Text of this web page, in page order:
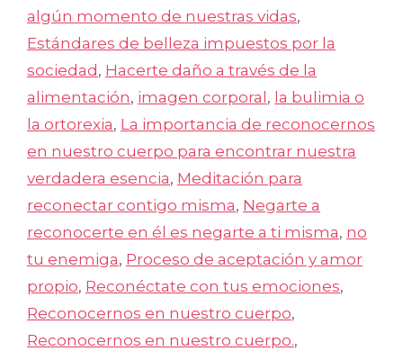
algún momento de nuestras vidas,
Estándares de belleza impuestos por la
sociedad , Hacerte daño a través de la
alimentación, imagen corporal , la bulimia o
la ortorexia, La importancia de reconocernos
en nuestro cuerpo para encontrar nuestra
verdadera esencia, Meditación para
reconectar contigo misma, Negarte a
reconocerte en él es negarte a ti misma, no
tu enemiga, Proceso de aceptación y amor
propio, Reconéctate con tus emociones,
Reconocernos en nuestro cuerpo,
Reconocernos en nuestro cuerpo.,